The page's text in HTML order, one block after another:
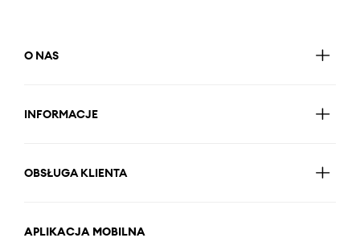
O NAS
INFORMACJE
OBSŁUGA KLIENTA
APLIKACJA MOBILNA